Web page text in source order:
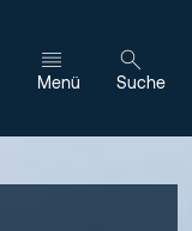
Menü Suche